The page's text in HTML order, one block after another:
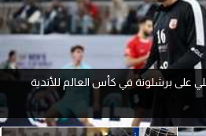
على برشلونة في كأس العالم للأندية